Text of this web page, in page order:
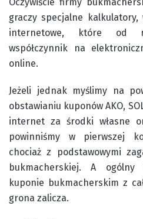
graczy specjalne
internetowe, które od
współczynnik na
online.
Jeżeli jednak myślimy na
obstawianiu kuponów AKO,
internet za środki własne
powinniśmy w pierwszej
chociaż z podstawowymi
bukmacherskiej. A
kuponie bukmacherskim z
grona zalicza.